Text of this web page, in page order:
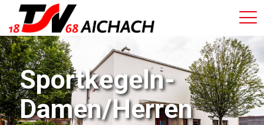
Sportkegeln-
Damen/Herren